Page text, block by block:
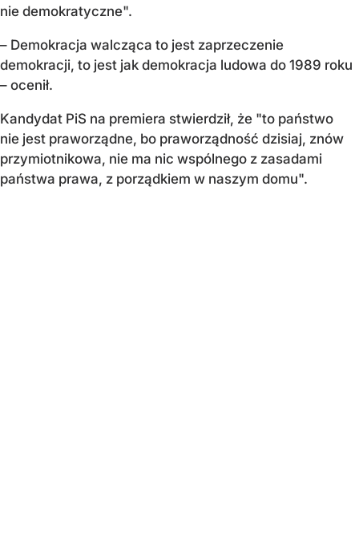
nie demokratyczne".
– Demokracja walcząca to jest zaprzeczenie
demokracji, to jest jak demokracja ludowa do 1989 roku
– ocenił.
Kandydat PiS na premiera stwierdził, że "to państwo
nie jest praworządne, bo praworządność dzisiaj, znów
przymiotnikowa, nie ma nic wspólnego z zasadami
państwa prawa, z porządkiem w naszym domu".